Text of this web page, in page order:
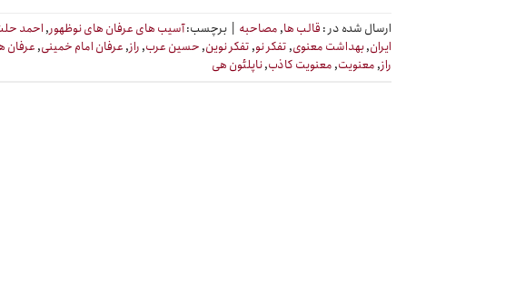
ارسال شده در : قالب ها,مصاحبه برچسب:آسیب های عرفان های نوظهور,احمد
ایران,بهداشت معنوی,تفکر نو,تفکر نوین,حسین عرب,راز,عرفان امام خمینی,عرفان
راز,معنویت,معنویت کاذب,ناپلئون هی